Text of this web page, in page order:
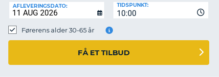
AFLEVERINGSDATO:
10:00
TIDSPUNKT:
Førerens alder 30-65 år
FÅ ET TILBUD